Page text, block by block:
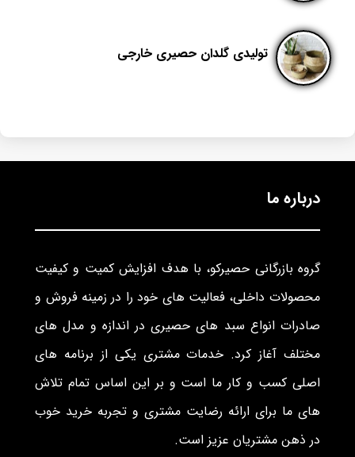
تولیدی گلدان حصیری خارجی
درباره ما
گروه بازرگانی حصیرکو، با هدف افزایش کمیت و کیفیت
محصولات داخلی، فعالیت های خود را در زمینه فروش و
صادرات انواع سبد های حصیری در اندازه و مدل های
مختلف آغاز کرد. خدمات مشتری یکی از برنامه های
اصلی کسب و کار ما است و بر این اساس تمام تلاش
های ما برای ارائه رضایت مشتری و تجربه خرید خوب
در ذهن مشتریان عزیز است.